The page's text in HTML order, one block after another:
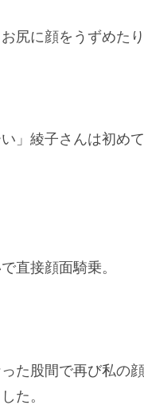
尻に顔をうずめた
」綾子さんは初め
直接顔面騎乗。
た股間で再び私の
た。